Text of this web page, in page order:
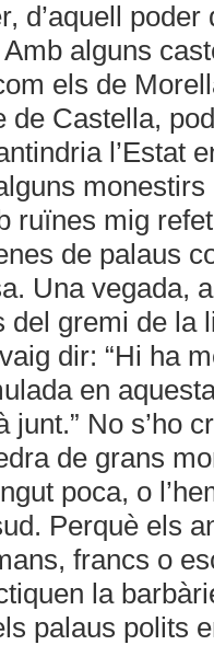
d’aquell
Amb alguns
els de
de Castella,
l’Estat
ruïnes mig
de palaus
Una vegada,
del gremi de la
dir: “Hi ha
en
junt.” No s’ho
de grans
poca, o
Perquè els
francs o
la
palaus polits